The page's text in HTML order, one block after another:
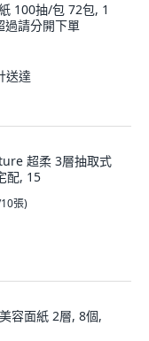
100抽/包 72包, 1
過請分開下單
送達
超柔 3層抽取式
配, 15
張)
容面紙 2層, 8個,